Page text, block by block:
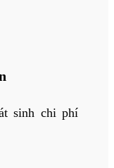
sinh chi phí